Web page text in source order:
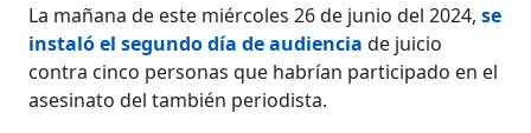
La mañana de este miércoles 26 de junio del 2024,se
instaló el segundo día de audiencia de juicio
contra cinco personas que habrían participado en el
asesinato del también periodista.